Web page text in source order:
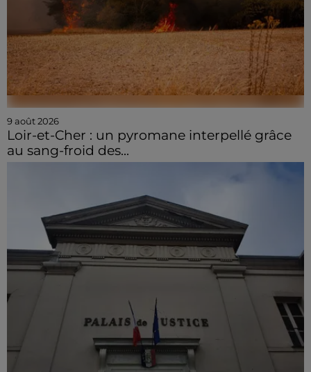
9 août 2026
Loir-et-Cher : un pyromane interpellé grâce
au sang-froid des...